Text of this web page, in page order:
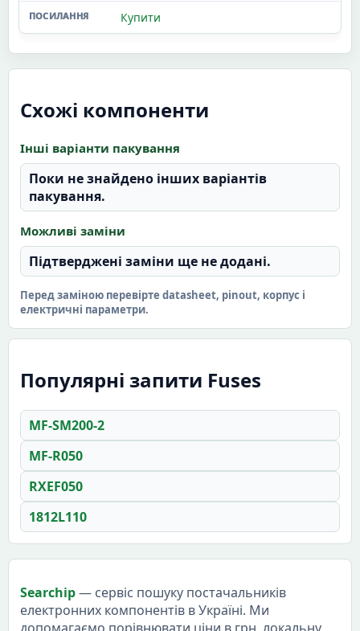
Купити
Схожі компоненти
Інші варіанти пакування
Поки не знайдено інших варіантів
пакування.
Можливі заміни
Підтверджені заміни ще не додані.
Перед заміною перевірте datasheet, pinout, корпус і
електричні параметри.
Популярні запити Fuses
MF-SM200-2
MF-R050
RXEF050
1812L110
Searchip— сервіс пошуку постачальників
електронних компонентів в Україні. Ми